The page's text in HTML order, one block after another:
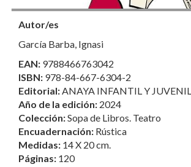
Autor/es
García Barba, Ignasi
EAN: 9788466763042
ISBN: 978-84-667-6304-2
Editorial: ANAYA INFANTIL Y JUVENIL
Año de la edición: 2024
Colección:Sopa de Libros. Teatro
Encuadernación: Rústica
Medidas: 14 X 20 cm.
Páginas: 120